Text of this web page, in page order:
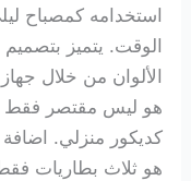
استخدامه كمصباح
الوقت. يتميز
الألوان من خلال
هو ليس مقتصر فقط
كديكور منزلي.
هو ثلاث بطاريات